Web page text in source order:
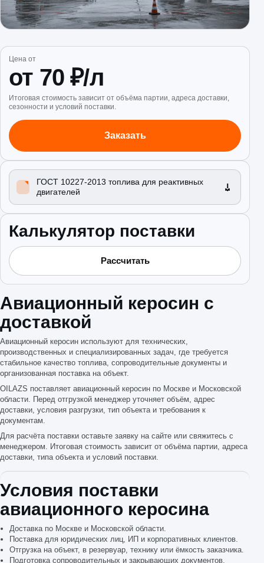
Цена от
от 70 ₽/л
Итоговая стоимость зависит от объёма партии, адреса доставки,
сезонности и условий поставки.
Заказать
ГОСТ 10227-2013 топлива для реактивных
двигателей
Калькулятор поставки
Рассчитать
Авиационный керосин с
доставкой
Авиационный керосин используют для технических,
производственных и специализированных задач, где требуется
стабильное качество топлива, сопроводительные документы и
организованная поставка на объект.
OILAZS поставляет авиационный керосин по Москве и Московской
области. Перед отгрузкой менеджер уточняет объём, адрес
доставки, условия разгрузки, тип объекта и требования к
документам.
Для расчёта поставки оставьте заявку на сайте или свяжитесь с
менеджером. Итоговая стоимость зависит от объёма партии, адреса
доставки, типа объекта и условий поставки.
Условия поставки
авиационного керосина
Доставка по Москве и Московской области.
Поставка для юридических лиц, ИП и корпоративных клиентов.
Отгрузка на объект, в резервуар, технику или ёмкость заказчика.
Подготовка сопроводительных и закрывающих документов.